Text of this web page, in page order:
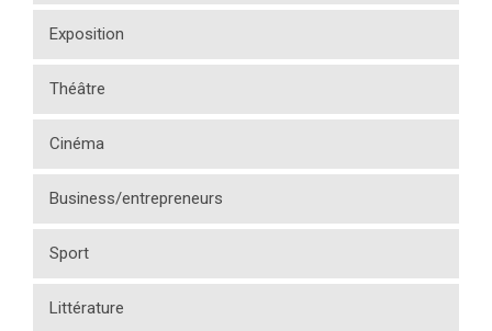
Exposition
Théâtre
Cinéma
Business/entrepreneurs
Sport
Littérature